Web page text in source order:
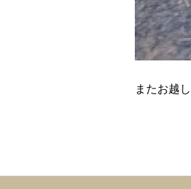
またお越